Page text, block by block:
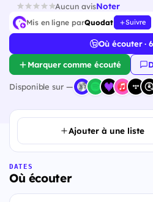
Aucun avisNoter
Mis en ligne parQuodat Suivre
Où écouter ·
Marquer comme écouté
Disponible sur —
Ajouter à une liste
DATES
Où écouter